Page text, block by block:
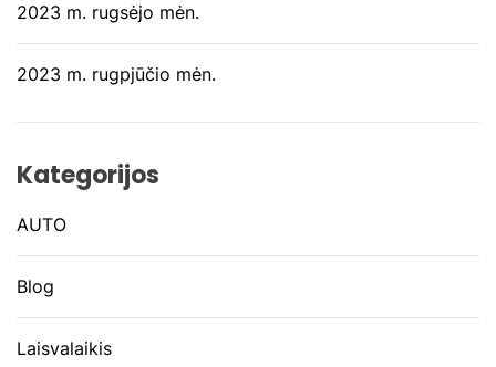
2023 m. rugsėjo mėn.
2023 m. rugpjūčio mėn.
Kategorijos
AUTO
Blog
Laisvalaikis